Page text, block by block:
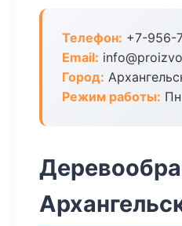
Телефон: +7-956-
Email:
Город:
Режим работы: